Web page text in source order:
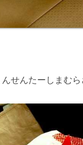
せんたーしまむ